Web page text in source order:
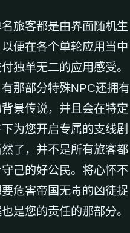
旅客都是由界面随机生
便在各个单轮应用当中
独单无二的应用感受。
那部分特殊NPC还拥有
景传说，并且会在特定
为您开启专属的支线剧
了，并不是所有旅客都
己的好公民。将心怀不
危害帝国无毒的凶徒捉
是您的责任的那部分。